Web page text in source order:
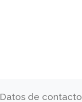
Datos de contacto